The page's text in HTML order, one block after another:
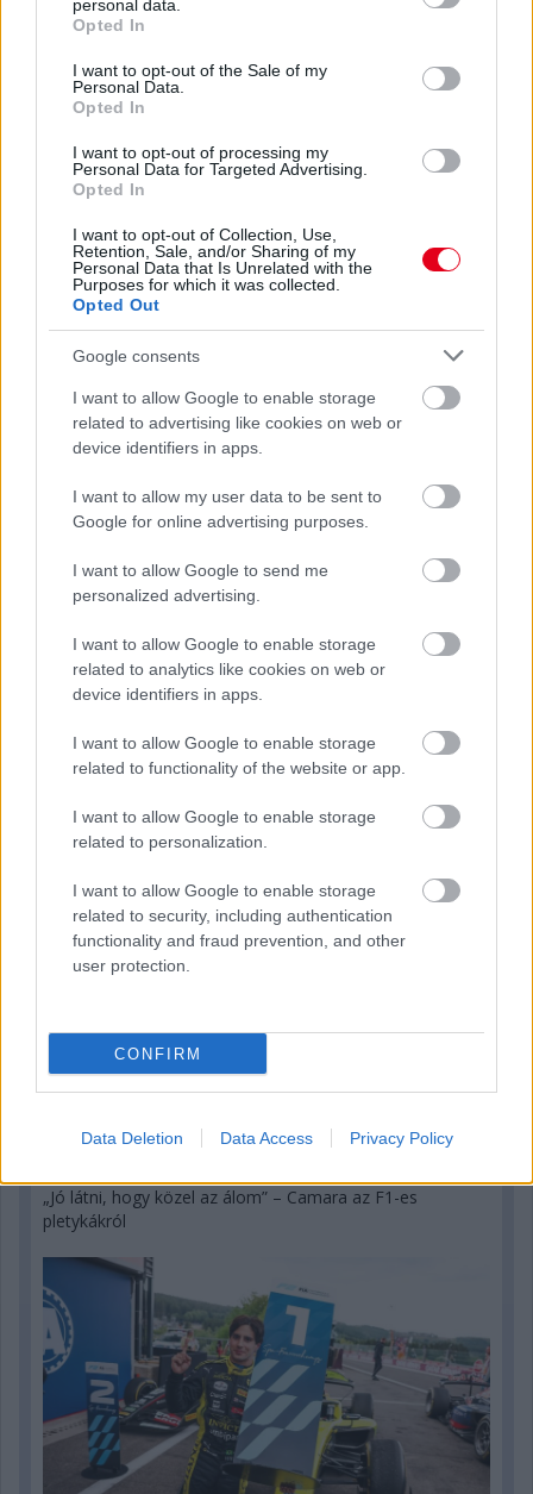
grant or deny consent to Google and its third-party tags to
use your data for below specified purposes in below Google
consent section.
personal data.
Opted In
I want to opt-out of the Sale of my
Personal Data.
Opted In
I want to opt-out of processing my
Personal Data for Targeted Advertising.
Opted In
I want to opt-out of Collection, Use,
Retention, Sale, and/or Sharing of my
Personal Data that Is Unrelated with the
Purposes for which it was collected.
Opted Out
Google consents
I want to allow Google to enable storage
related to advertising like cookies on web or
device identifiers in apps.
I want to allow my user data to be sent to
Google for online advertising purposes.
I want to allow Google to send me
personalized advertising.
I want to allow Google to enable storage
related to analytics like cookies on web or
device identifiers in apps.
I want to allow Google to enable storage
related to functionality of the website or app.
I want to allow Google to enable storage
related to personalization.
I want to allow Google to enable storage
related to security, including authentication
functionality and fraud prevention, and other
user protection.
CONFIRM
Data Deletion Data Access Privacy Policy
1998-as világbajnoki hadjárata alatt a finn pilóta szédületes
hidegvérről tett tanúbizonyságot, '99 negyedik F1-es futamát, a
San Marinó-i Nagydíjat mégis saját hibája miatt kellett feladnia.
részletek
előző hírek következő hírek
Hallgasd meg a Formula Podcast
legfrissebb adását!
Kövess minket a Facebookon
Parc Fermé
Az F1-es Német Nagydíj „mindenképpen megvalósul”
„Jó látni, hogy közel az álom” – Camara az F1-es
pletykákról